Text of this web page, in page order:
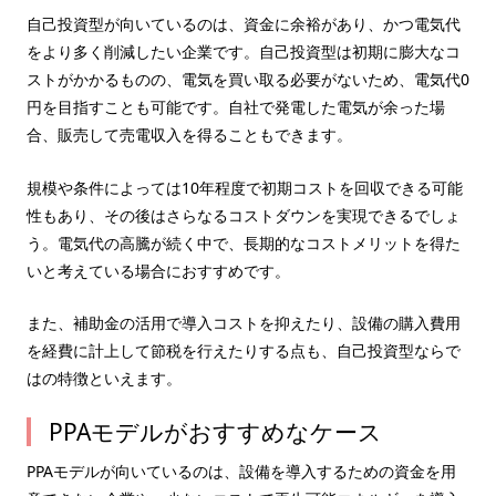
自己投資型が向いているのは、資金に余裕があり、かつ電気代
をより多く削減したい企業です。自己投資型は初期に膨大なコ
ストがかかるものの、電気を買い取る必要がないため、電気代0
円を目指すことも可能です。自社で発電した電気が余った場
合、販売して売電収入を得ることもできます。
規模や条件によっては10年程度で初期コストを回収できる可能
性もあり、その後はさらなるコストダウンを実現できるでしょ
う。電気代の高騰が続く中で、長期的なコストメリットを得た
いと考えている場合におすすめです。
また、補助金の活用で導入コストを抑えたり、設備の購入費用
を経費に計上して節税を行えたりする点も、自己投資型ならで
はの特徴といえます。
PPAモデルがおすすめなケース
PPAモデルが向いているのは、設備を導入するための資金を用